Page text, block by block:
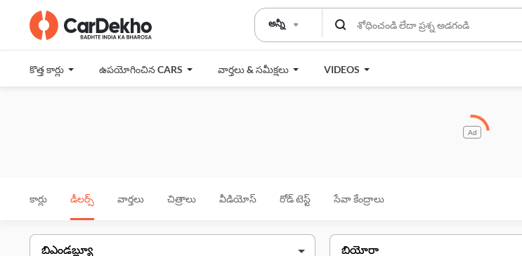
అన్నీ
కొత్త కార్లు ఉపయోగించిన CARS వార్తలు & సమీక్షలు VIDEOS
Ad
కార్లు డీలర్స్ వార్తలు చిత్రాలు వీడియోస్ రోడ్ టెస్ట్ సేవా కేంద్రాలు